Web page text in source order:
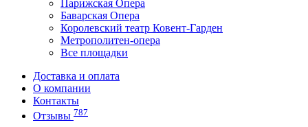
Парижская Опера
Баварская Опера
Королевский театр Ковент-Гарден
Метрополитен-опера
Все площадки
Доставка и оплата
О компании
Контакты
Отзывы 787